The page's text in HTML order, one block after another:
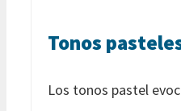
Tonos
Los tonos pastel